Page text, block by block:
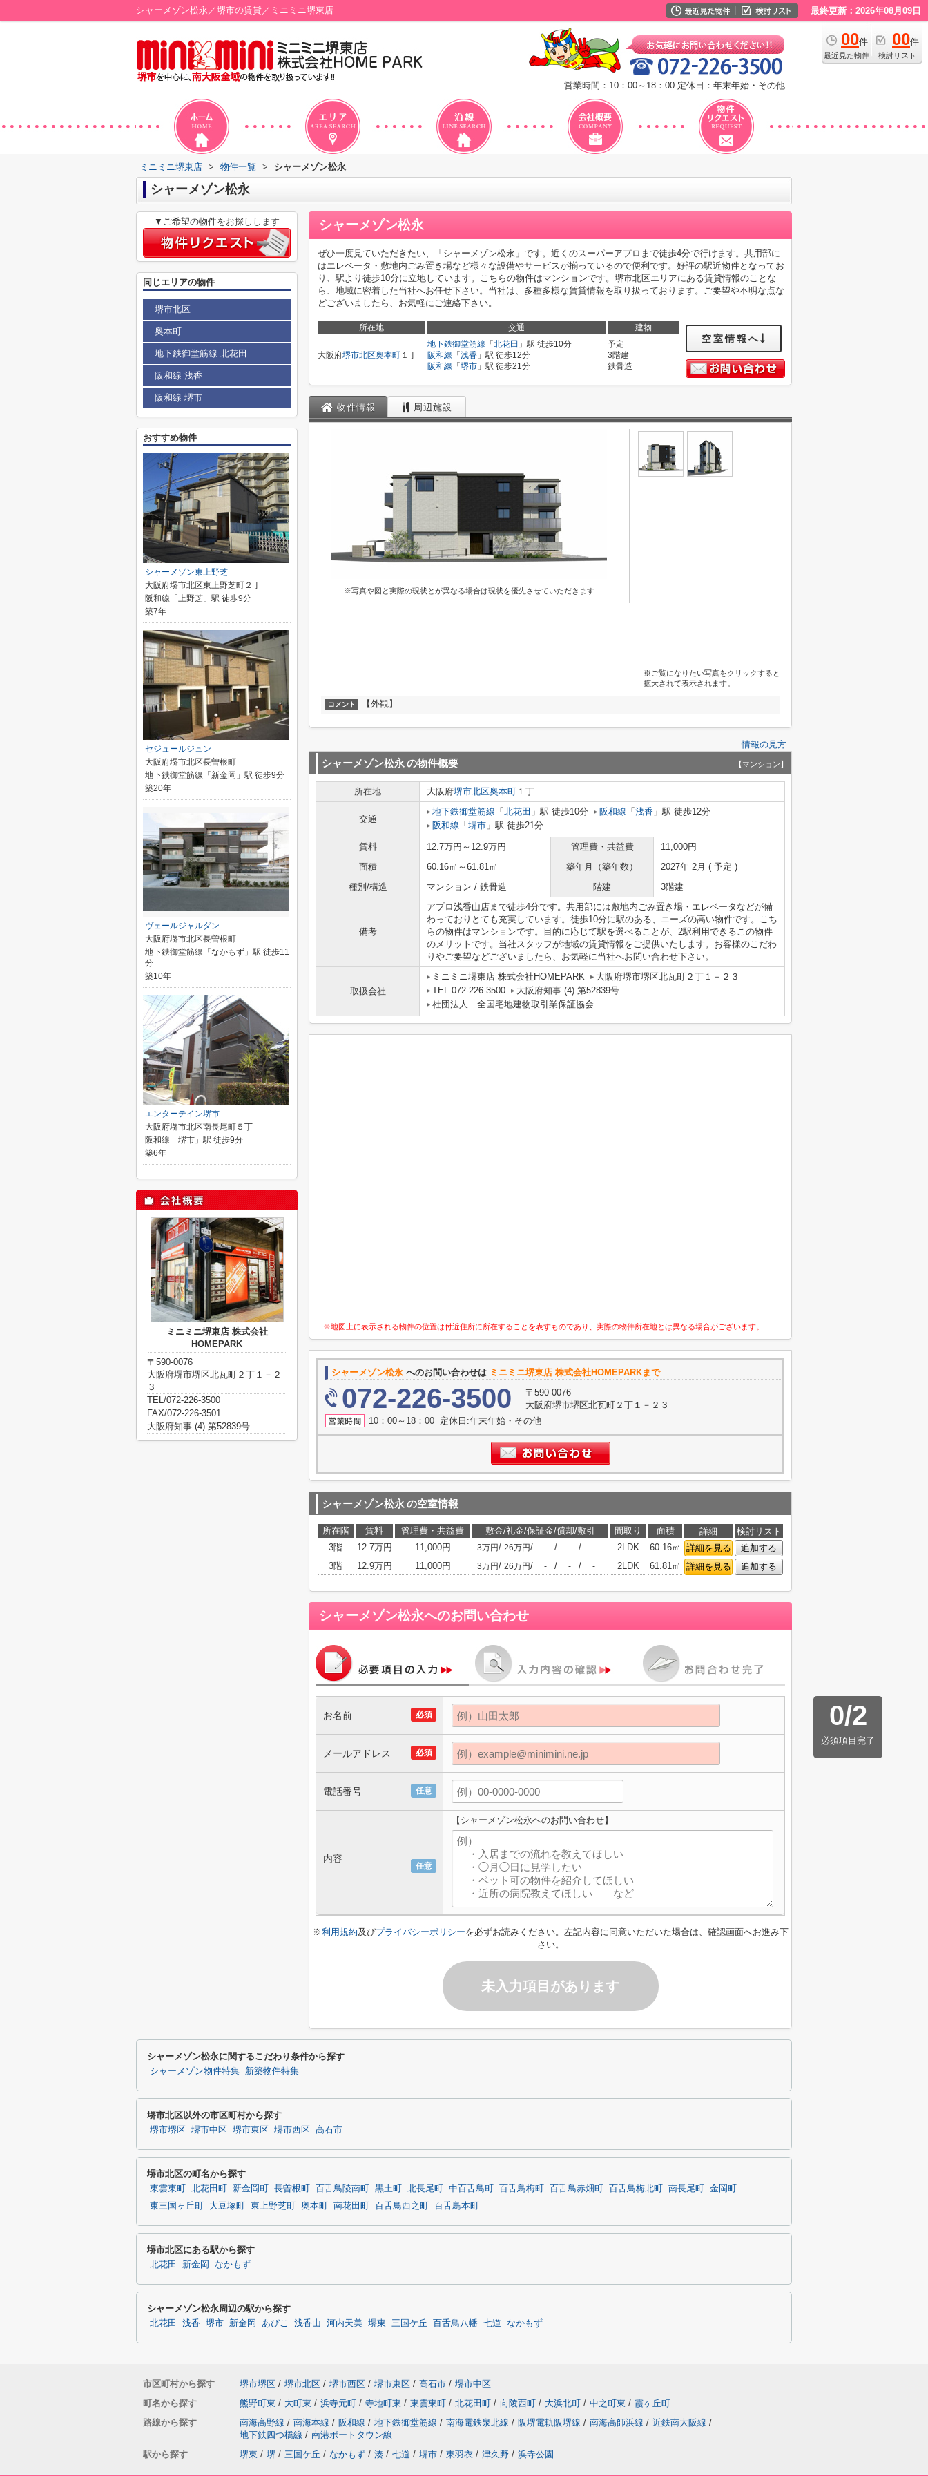
シャーメゾン松永／堺市の賃貸／ミニミニ堺東店 最終更新：2026年08月09日
00件
最近見た物件
00件
検討リスト
営業時間：10：00～18：00 定休日：年末年始・その他
ミニミニ堺東店 > 物件一覧 > シャーメゾン松永
シャーメゾン松永
シャーメゾン松永
ぜひ一度見ていただきたい、「シャーメゾン松永」です。近くのスーパーアプロまで徒歩4分で行けます。共用部に
はエレベータ・敷地内ごみ置き場など様々な設備やサービスが揃っているので便利です。好評の駅近物件となってお
り、駅より徒歩10分に立地しています。こちらの物件はマンションです。堺市北区エリアにある賃貸情報のことな
ら、地域に密着した当社へお任せ下さい。当社は、多種多様な賃貸情報を取り扱っております。ご要望や不明な点な
どございましたら、お気軽にご連絡下さい。
所在地 交通 建物
大阪府堺市北区奥本町 １丁
地下鉄御堂筋線 「 北花田 」駅 徒歩10分
阪和線 「 浅香 」駅 徒歩12分
阪和線 「 堺市 」駅 徒歩21分
予定
3階建
鉄骨造
空室情報へ
物件情報 周辺施設
※写真や図と実際の現状とが異なる場合は現状を優先させていただきます
※ご覧になりたい写真をクリックすると
拡大されて表示されます。
コメント 【外観】
情報の見方
シャーメゾン松永 の物件概要 【マンション】
所在地 大阪府堺市北区奥本町 １丁
交通
地下鉄御堂筋線 「 北花田 」駅 徒歩10分 阪和線 「 浅香 」駅 徒歩12分
阪和線 「 堺市 」駅 徒歩21分
賃料 12.7万円～12.9万円 管理費・共益費
11,000円
面積
60.16㎡～61.81㎡ 築年月（築年数）
2027年 2月 ( 予定 )
種別/構造
マンション / 鉄骨造 階建 3階建
備考
アプロ浅香山店まで徒歩4分です。共用部には敷地内ごみ置き場・エレベータなどが備
わっておりとても充実しています。徒歩10分に駅のある、ニーズの高い物件です。こち
らの物件はマンションです。目的に応じて駅を選べることが、2駅利用できるこの物件
のメリットです。当社スタッフが地域の賃貸情報をご提供いたします。お客様のこだわ
りやご要望などございましたら、お気軽に当社へお問い合わせ下さい。
取扱会社
ミニミニ堺東店 株式会社HOMEPARK
大阪府堺市堺区北瓦町２丁１－２３
TEL:072-226-3500
大阪府知事 (4) 第52839号
社団法人 全国宅地建物取引業保証協会
※地図上に表示される物件の位置は付近住所に所在することを表すものであり、実際の物件所在地とは異なる場合がございます。
シャーメゾン松永 へのお問い合わせは ミニミニ堺東店 株式会社HOMEPARKまで
072-226-3500
〒590-0076
大阪府堺市堺区北瓦町２丁１－２３
10：00～18：00 定休日:年末年始・その他
シャーメゾン松永 の空室情報
所在階 賃料 管理費・共益費 敷金/礼金/保証金/償却/敷引 間取り 面積 詳細
検討リスト
3階
12.7万円 11,000円 3万円/ 26万円/ - / - / - 2LDK 60.16㎡ 詳細を見る
追加する
3階
12.9万円 11,000円 3万円/ 26万円/ - / - / - 2LDK 61.81㎡ 詳細を見る 追加する
シャーメゾン松永へのお問い合わせ
0/2
必須項目完了
必須
お名前
必須
メールアドレス
任意
電話番号
任意
内容
【シャーメゾン松永へのお問い合わせ】
※利用規約及びプライバシーポリシーを必ずお読みください。左記内容に同意いただいた場合は、確認画面へお進み下
さい。
未入力項目があります
▼ご希望の物件をお探しします
同じエリアの物件
堺市北区
奥本町
地下鉄御堂筋線 北花田
阪和線 浅香
阪和線 堺市
おすすめ物件
シャーメゾン東上野芝
大阪府堺市北区東上野芝町２丁
阪和線「上野芝」駅 徒歩9分
築7年
セジュールジュン
大阪府堺市北区長曽根町
地下鉄御堂筋線「新金岡」駅 徒歩9分
築20年
ヴェールジャルダン
大阪府堺市北区長曽根町
地下鉄御堂筋線「なかもず」駅 徒歩11
分
築10年
エンターテイン堺市
大阪府堺市北区南長尾町５丁
阪和線「堺市」駅 徒歩9分
築6年
ミニミニ堺東店 株式会社
HOMEPARK
〒590-0076
大阪府堺市堺区北瓦町２丁１－２
３
TEL/072-226-3500
FAX/072-226-3501
大阪府知事 (4) 第52839号
シャーメゾン松永に関するこだわり条件から探す
シャーメゾン物件特集 新築物件特集
堺市北区以外の市区町村から探す
堺市堺区 堺市中区 堺市東区 堺市西区 高石市
堺市北区の町名から探す
東雲東町 北花田町 新金岡町 長曽根町 百舌鳥陵南町 黒土町 北長尾町 中百舌鳥町 百舌鳥梅町 百舌鳥赤畑町 百舌鳥梅北町 南長尾町
金岡町
東三国ヶ丘町
大豆塚町 東上野芝町 奥本町 南花田町 百舌鳥西之町 百舌鳥本町
堺市北区にある駅から探す
北花田 新金岡 なかもず
シャーメゾン松永周辺の駅から探す
北花田 浅香 堺市 新金岡 あびこ 浅香山 河内天美 堺東 三国ケ丘 百舌鳥八幡 七道 なかもず
市区町村から探す 堺市堺区 / 堺市北区 / 堺市西区 / 堺市東区 / 高石市 / 堺市中区
町名から探す
熊野町東 / 大町東 / 浜寺元町 / 寺地町東 / 東雲東町 / 北花田町 / 向陵西町 / 大浜北町 / 中之町東 / 霞ヶ丘町
路線から探す
南海高野線 / 南海本線 / 阪和線 / 地下鉄御堂筋線 / 南海電鉄泉北線 / 阪堺電軌阪堺線 / 南海高師浜線 / 近鉄南大阪線 /
地下鉄四つ橋線 / 南港ポートタウン線
駅から探す
堺東 / 堺 / 三国ケ丘 / なかもず / 湊 / 七道 / 堺市 / 東羽衣 / 津久野 / 浜寺公園